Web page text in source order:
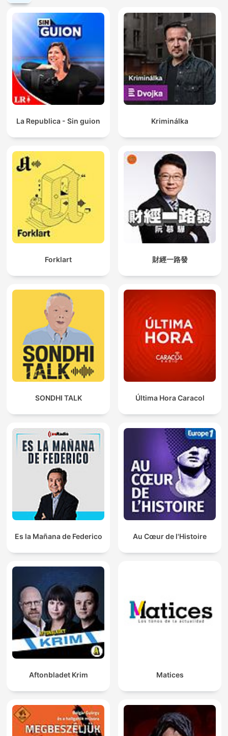
La Republica - Sin guion Kriminálka
Forklart 財經一路發
SONDHI TALK Última Hora Caracol
Es la Mañana de Federico Au Cœur de l'Histoire
Aftonbladet Krim Matices